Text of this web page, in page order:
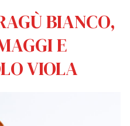
BIANCO,
E
VIOLA